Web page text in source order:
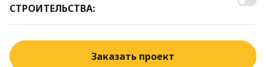
СТРОИТЕЛЬСТВА:
Заказать проект